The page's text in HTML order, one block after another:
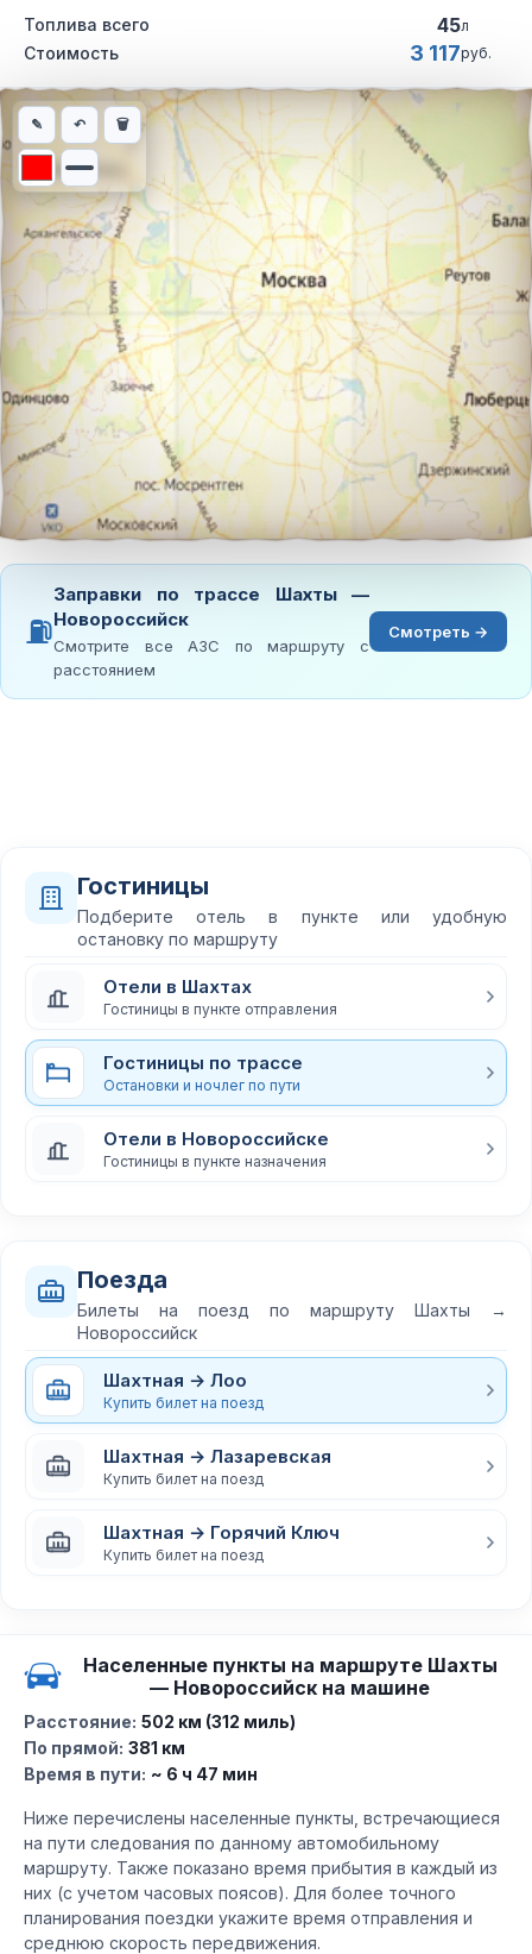
Топлива всего 45л
Стоимость 3 117руб.
Интерактивная карта автомобильного маршрута из города
✎ ↶ 🗑
⛽
Заправки по трассе Шахты —
Новороссийск
Смотрите все АЗС по маршруту с
расстоянием
Смотреть →
Гостиницы
Подберите отель в пункте или удобную
остановку по маршруту
Отели в Шахтах
Гостиницы в пункте отправления
Гостиницы по трассе
Остановки и ночлег по пути
Отели в Новороссийске
Гостиницы в пункте назначения
Поезда
Билеты на поезд по маршруту Шахты →
Новороссийск
Шахтная → Лоо
Купить билет на поезд
Шахтная → Лазаревская
Купить билет на поезд
Шахтная → Горячий Ключ
Купить билет на поезд
Населенные пункты на маршруте Шахты
— Новороссийск на машине
Расстояние: 502 км (312 миль)
По прямой: 381 км
Время в пути: ~ 6 ч 47 мин
Ниже перечислены населенные пункты, встречающиеся
на пути следования по данному автомобильному
маршруту. Также показано время прибытия в каждый из
них (с учетом часовых поясов). Для более точного
планирования поездки укажите время отправления и
среднюю скорость передвижения.